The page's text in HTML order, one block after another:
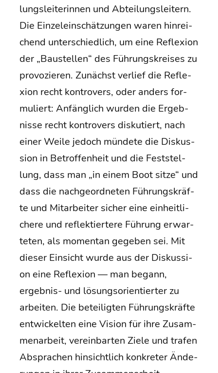
lungs­lei­te­rin­nen und Abtei­lungs­lei­tern.
Die Ein­zel­ein­schät­zun­gen waren hin­rei­
chend unter­schied­lich, um eine Refle­xi­on
der „Bau­stel­len“ des Füh­rungs­krei­ses zu
pro­vo­zie­ren. Zunächst ver­lief die Refle­
xi­on recht kon­tro­vers, oder anders for­
mu­liert: Anfäng­lich wur­den die Ergeb­
nis­se recht kon­tro­vers dis­ku­tiert, nach
einer Wei­le jedoch mün­de­te die Dis­kus­
si­on in Betrof­fen­heit und die Fest­stel­
lung, dass man „in einem Boot sit­ze“ und
dass die nach­ge­ord­ne­ten Füh­rungs­kräf­
te und Mit­ar­bei­ter sicher eine ein­heit­li­
che­re und reflek­tier­te­re Füh­rung erwar­
te­ten, als momen­tan gege­ben sei. Mit
die­ser Ein­sicht wur­de aus der Dis­kus­si­
on eine Refle­xi­on — man begann,
ergeb­nis- und lösungs­ori­en­tier­ter zu
arbei­ten. Die betei­lig­ten Füh­rungs­kräf­te
ent­wi­ckel­ten eine Visi­on für ihre Zusam­
men­ar­beit, ver­ein­bar­ten Zie­le und tra­fen
Abspra­chen hin­sicht­lich kon­kre­ter Ände­